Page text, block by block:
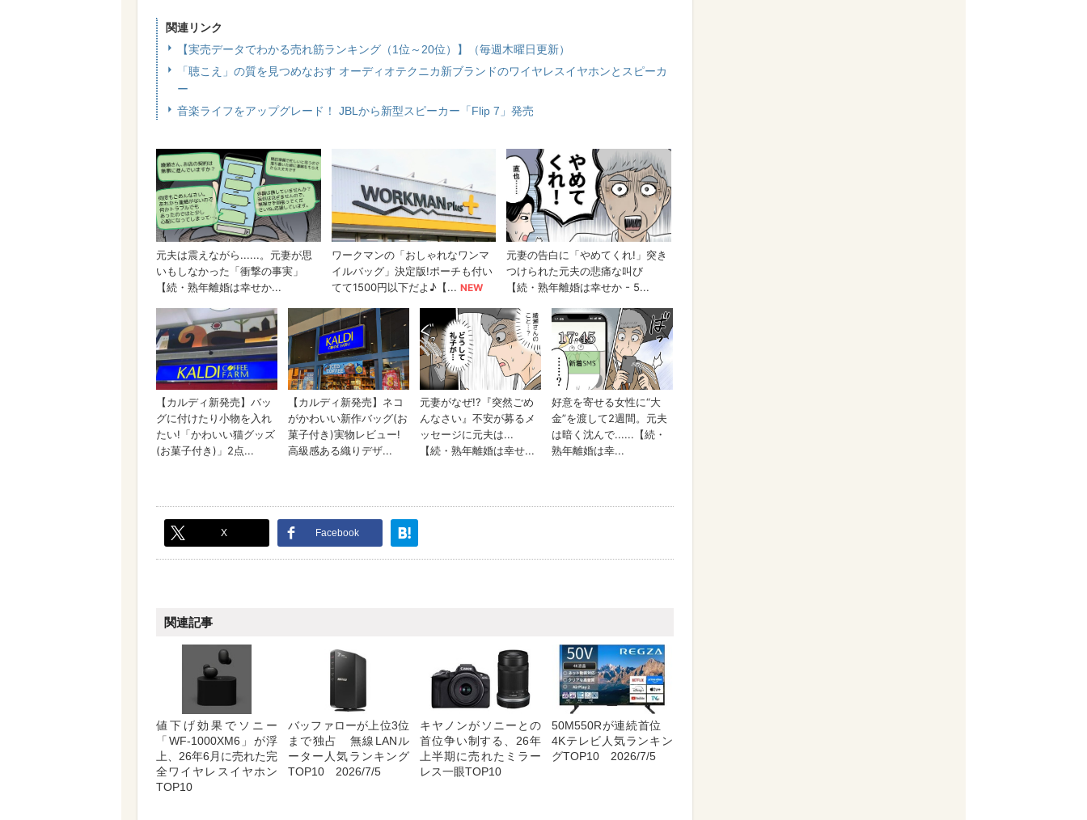
関連リンク
【実売データでわかる売れ筋ランキング（1位～20位）】（毎週木曜日更新）
「聴こえ」の質を見つめなおす オーディオテクニカ新ブランドのワイヤレスイヤホンとスピーカ
ー
音楽ライフをアップグレード！ JBLから新型スピーカー「Flip 7」発売
X Facebook
関連記事
値下げ効果でソニー
「WF-1000XM6」が浮
上、26年6月に売れた完
全ワイヤレスイヤホン
TOP10
バッファローが上位3位
まで独占 無線LANル
ーター人気ランキング
TOP10 2026/7/5
キヤノンがソニーとの
首位争い制する、26年
上半期に売れたミラー
レス一眼TOP10
50M550Rが連続首位
4Kテレビ人気ランキン
グTOP10 2026/7/5